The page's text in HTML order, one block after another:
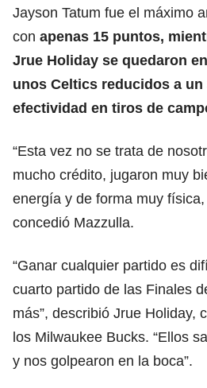
Jayson Tatum fue el máximo
con apenas 15 puntos,
Jrue Holiday se quedaron
unos Celtics reducidos a un
efectividad en tiros de
“Esta vez no se trata de
mucho crédito, jugaron muy
energía y de forma muy
concedió Mazzulla.
“Ganar cualquier partido es
cuarto partido de las Finales
más”, describió Jrue Holiday,
los Milwaukee Bucks. “Ellos
y nos golpearon en la boca”.